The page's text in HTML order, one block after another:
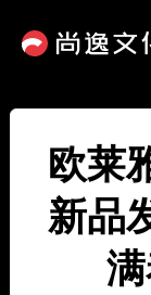
欧莱
新品